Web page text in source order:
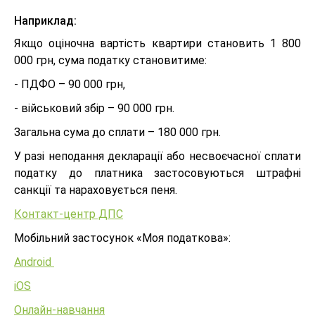
Наприклад:
Якщо оціночна вартість квартири становить 1 800
000 грн, сума податку становитиме:
- ПДФО – 90 000 грн,
- військовий збір – 90 000 грн.
Загальна сума до сплати – 180 000 грн.
У разі неподання декларації або несвоєчасної сплати
податку до платника застосовуються штрафні
санкції та нараховується пеня.
Контакт-центр ДПС
Мобільний застосунок «Моя податкова»:
Android
iOS
Онлайн-навчання